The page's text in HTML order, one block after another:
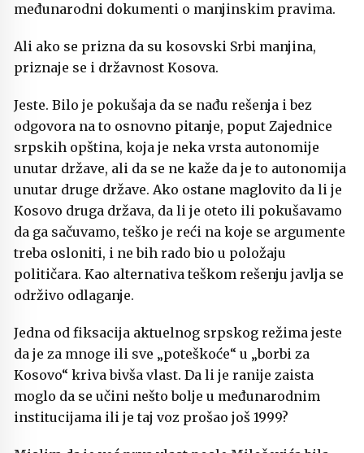
međunarodni dokumenti o manjinskim pravima.
Ali ako se prizna da su kosovski Srbi manjina,
priznaje se i državnost Kosova.
Jeste. Bilo je pokušaja da se nađu rešenja i bez
odgovora na to osnovno pitanje, poput Zajednice
srpskih opština, koja je neka vrsta autonomije
unutar države, ali da se ne kaže da je to autonomija
unutar druge države. Ako ostane maglovito da li je
Kosovo druga država, da li je oteto ili pokušavamo
da ga sačuvamo, teško je reći na koje se argumente
treba osloniti, i ne bih rado bio u položaju
političara. Kao alternativa teškom rešenju javlja se
održivo odlaganje.
Jedna od fiksacija aktuelnog srpskog režima jeste
da je za mnoge ili sve „poteškoće“ u „borbi za
Kosovo“ kriva bivša vlast. Da li je ranije zaista
moglo da se učini nešto bolje u međunarodnim
institucijama ili je taj voz prošao još 1999?